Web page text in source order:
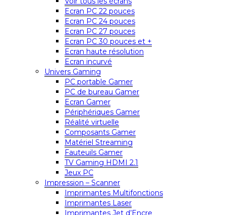
Ecran PC 22 pouces
Ecran PC 24 pouces
Ecran PC 27 pouces
Ecran PC 30 pouces et +
Ecran haute résolution
Ecran incurvé
Univers Gaming
PC portable Gamer
PC de bureau Gamer
Ecran Gamer
Périphériques Gamer
Réalité virtuelle
Composants Gamer
Matériel Streaming
Fauteuils Gamer
TV Gaming HDMI 2.1
Jeux PC
Impression – Scanner
Imprimantes Multifonctions
Imprimantes Laser
Imprimantes Jet d’Encre